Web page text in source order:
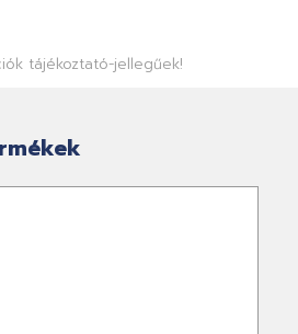
tájékoztató-jellegűek!